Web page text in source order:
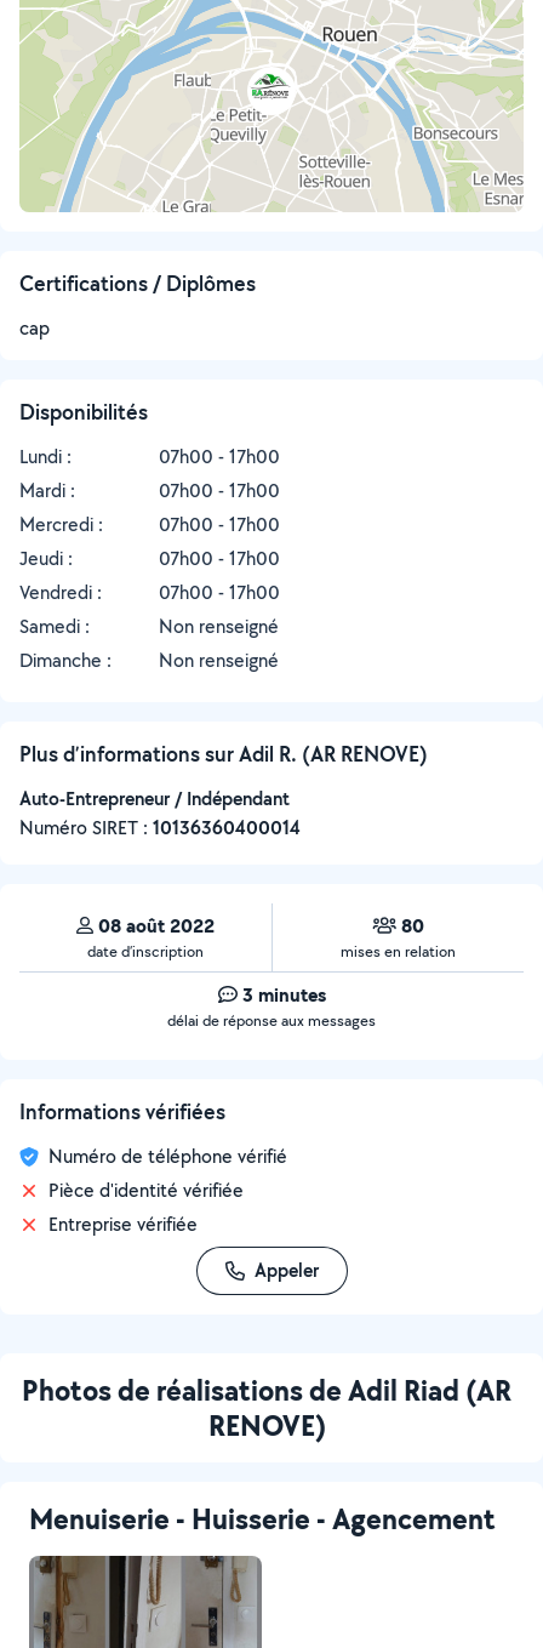
Certifications / Diplômes
cap
Disponibilités
Lundi :
07h00 - 17h00
Mardi :
07h00 - 17h00
Mercredi :
07h00 - 17h00
Jeudi :
07h00 - 17h00
Vendredi :
07h00 - 17h00
Samedi :
Non renseigné
Dimanche :
Non renseigné
Plus d’informations sur Adil R. (AR RENOVE)
Auto-Entrepreneur / Indépendant
Numéro SIRET : ‍10136360400014
08 août 2022
date d’inscription
80
mises en relation
3 minutes
délai de réponse aux messages
Informations vérifiées
Numéro de téléphone vérifié
Pièce d'identité vérifiée
Entreprise vérifiée
Appeler
Photos de réalisations de Adil Riad (AR
RENOVE)
Menuiserie - Huisserie - Agencement